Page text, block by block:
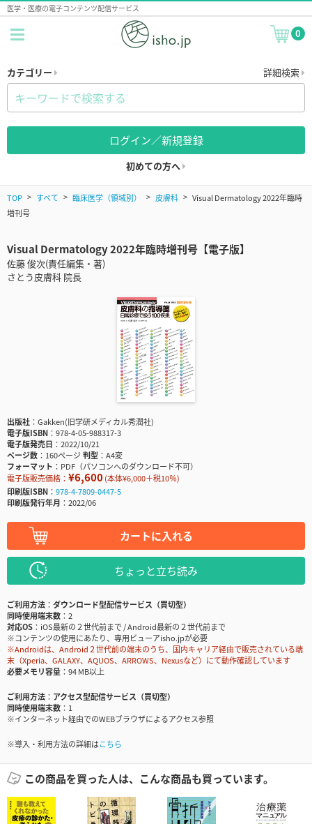
医学・医療の電子コンテンツ配信サービス
0
カテゴリー 詳細検索
ログイン／新規登録
初めての方へ
TOP すべて 臨床医学（領域別） 皮膚科
Visual Dermatology 2022年臨時
増刊号
Visual Dermatology 2022年臨時増刊号【電子版】
佐藤 俊次(責任編集・著)
さとう皮膚科 院長
出版社
Gakken(旧学研メディカル秀潤社)
電子版ISBN
978-4-05-988317-3
電子版発売日
2022/10/21
ページ数
160ページ判型
A4変
フォーマット
PDF（パソコンへのダウンロード不可）
電子版販売価格： ¥6,600(本体¥6,000＋税10％)
印刷版ISBN
978-4-7809-0447-5
印刷版発行年月
2022/06
カートに入れる
ちょっと立ち読み
ご利用方法
ダウンロード型配信サービス（買切型）
同時使用端末数
2
対応OS
iOS最新の２世代前まで / Android最新の２世代前まで
※コンテンツの使用にあたり、専用ビューアisho.jpが必要
※Androidは、Android２世代前の端末のうち、国内キャリア経由で販売されている端
末（Xperia、GALAXY、AQUOS、ARROWS、Nexusなど）にて動作確認しています
必要メモリ容量
94 MB以上
ご利用方法
アクセス型配信サービス（買切型）
同時使用端末数
1
※インターネット経由でのWEBブラウザによるアクセス参照
※導入・利用方法の詳細はこちら
この商品を買った人は、こんな商品も買っています。